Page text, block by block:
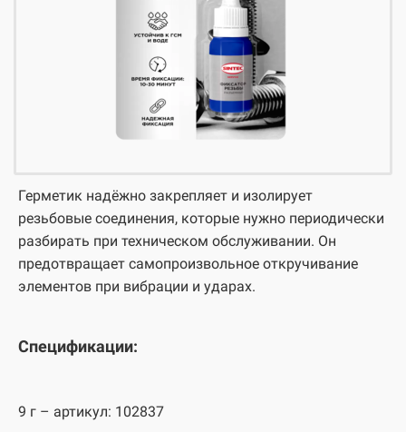
Герметик надёжно закрепляет и изолирует
резьбовые соединения, которые нужно периодически
разбирать при техническом обслуживании. Он
предотвращает самопроизвольное откручивание
элементов при вибрации и ударах.
Спецификации:
9 г – артикул: 102837